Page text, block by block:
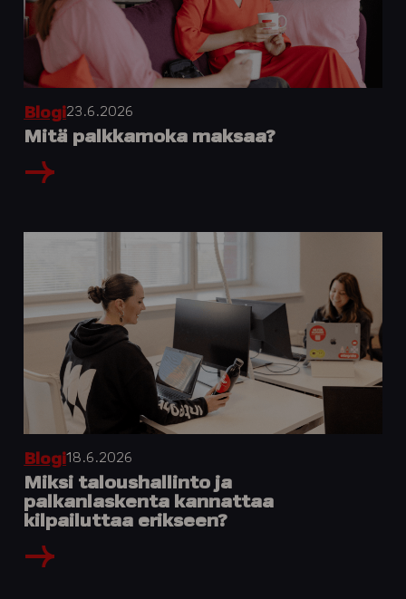
Blogi23.6.2026
Mitä palkkamoka maksaa?
Blogi18.6.2026
Miksi taloushallinto ja
palkanlaskenta kannattaa
kilpailuttaa erikseen?